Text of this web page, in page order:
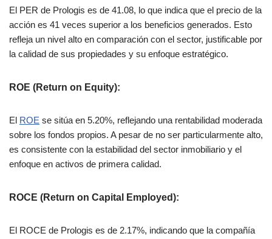
El PER de Prologis es de 41.08, lo que indica que el precio de la
acción es 41 veces superior a los beneficios generados. Esto
refleja un nivel alto en comparación con el sector, justificable por
la calidad de sus propiedades y su enfoque estratégico​.
ROE (Return on Equity):
El ROE se sitúa en 5.20%, reflejando una rentabilidad moderada
sobre los fondos propios. A pesar de no ser particularmente alto,
es consistente con la estabilidad del sector inmobiliario y el
enfoque en activos de primera calidad​.
ROCE (Return on Capital Employed):
El ROCE de Prologis es de 2.17%, indicando que la compañía